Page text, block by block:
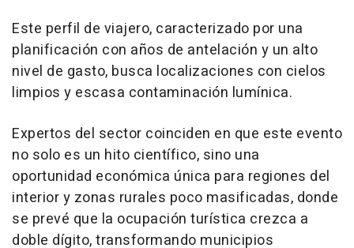
Este perfil de viajero, caracterizado por una
planificación con años de antelación y un alto
nivel de gasto, busca localizaciones con cielos
limpios y escasa contaminación lumínica.
Expertos del sector coinciden en que este evento
no solo es un hito científico, sino una
oportunidad económica única para regiones del
interior y zonas rurales poco masificadas, donde
se prevé que la ocupación turística crezca a
doble dígito, transformando municipios